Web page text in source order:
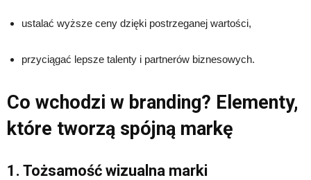
ustalać wyższe ceny dzięki postrzeganej wartości,
przyciągać lepsze talenty i partnerów biznesowych.
Co wchodzi w branding? Elementy,
które tworzą spójną markę
1. Tożsamość wizualna marki